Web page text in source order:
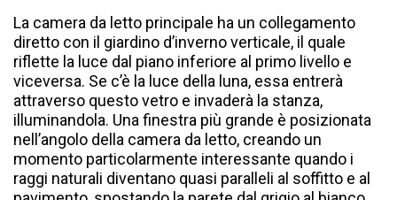
La camera da letto principale ha un collegamento
diretto con il giardino d’inverno verticale, il quale
riflette la luce dal piano inferiore al primo livello e
viceversa. Se c’è la luce della luna, essa entrerà
attraverso questo vetro e invaderà la stanza,
illuminandola. Una finestra più grande è posizionata
nell’angolo della camera da letto, creando un
momento particolarmente interessante quando i
raggi naturali diventano quasi paralleli al soffitto e al